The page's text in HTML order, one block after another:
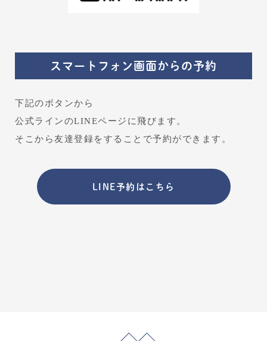
スマートフォン画面からの予約
下記のボタンから
公式ラインのLINEページに飛びます。
そこから友達登録をすることで予約ができます。
LINE予約はこちら